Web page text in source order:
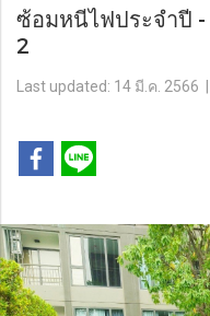
ซ้อมหนีไฟประจำปี -
2
Last updated: 14 มี.ค. 2566